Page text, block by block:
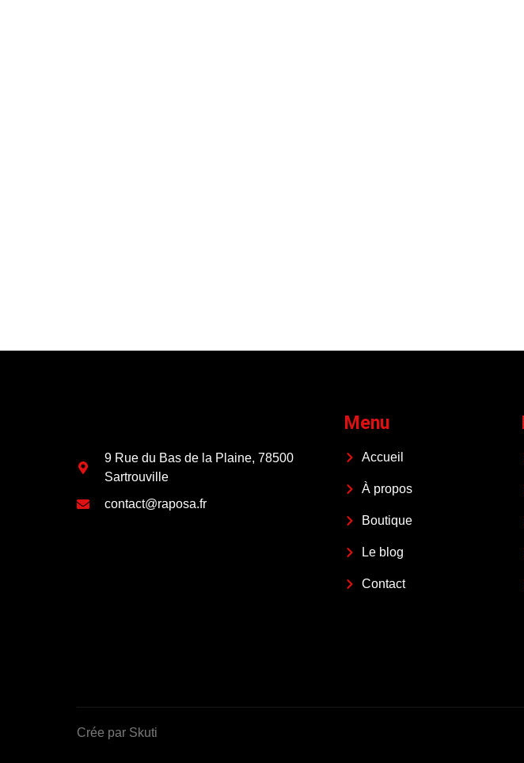
9 Rue du Bas de la Plaine, 78500
Sartrouville
contact@raposa.fr
Menu
Accueil
À propos
Boutique
Le blog
Contact
Crée par Skuti